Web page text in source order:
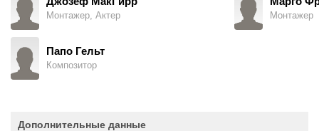
Монтажер, Актер
Папо Гельт
Композитор
Монтажер
Дополнительные данные